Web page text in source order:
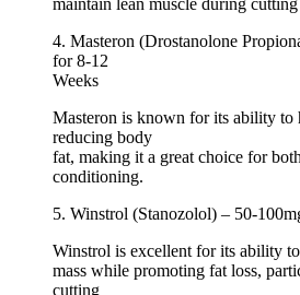
maintain lean muscle during
4. Masteron (Drostanolone
for 8-12
Weeks
Masteron is known for its ability to
reducing body
fat, making it a great choice for
conditioning.
5. Winstrol (Stanozolol) – 50-
Winstrol is excellent for its ability
mass while promoting fat loss,
cutting